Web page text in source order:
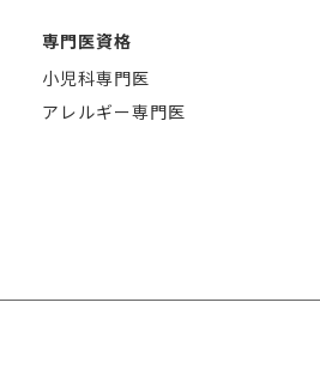
専門医資格
小児科専門医
アレルギー専門医